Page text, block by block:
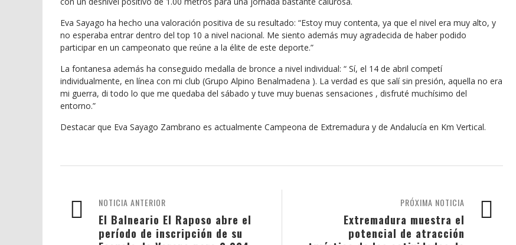
Eva Sayago ha hecho una valoración positiva de su resultado: “Estoy muy contenta, ya que el nivel era muy alto, y
no esperaba entrar dentro del top 10 a nivel nacional. Me siento además muy agradecida de haber podido
participar en un campeonato que reúne a la élite de este deporte.”
La fontanesa además ha conseguido medalla de bronce a nivel individual: “ Sí, el 14 de abril competí
individualmente, en línea con mi club (Grupo Alpino Benalmadena ). La verdad es que salí sin presión, aquella no era
mi guerra, di todo lo que me quedaba del sábado y tuve muy buenas sensaciones , disfruté muchísimo del
entorno.”
Destacar que Eva Sayago Zambrano es actualmente Campeona de Extremadura y de Andalucía en Km Vertical.
PRÓXIMA NOTICIA
Extremadura muestra el
potencial de atracción
NOTICIA ANTERIOR
El Balneario El Raposo abre el
período de inscripción de su